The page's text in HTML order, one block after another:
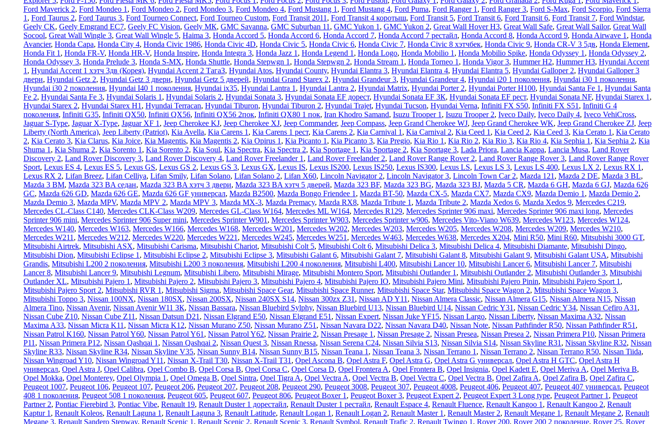
Ford Maverick 2, Ford Mondeo 1 , Ford Mondeo 2, Ford Mondeo 3, Ford Mondeo 4, Ford Mustang 1 , Ford Mustang 4, Ford Puma, Ford Ranger 1 , Ford Ranger 3, Ford S-Max, Ford Scorpio, Ford Sierra
1 , Ford Taurus 2, Ford Taurus 3, Ford Tourneo Connect, Ford Tourneo Custom, Ford Transit 2011 , Ford Transit 4 коротыш, Ford Transit 5, Ford Transit 6, Ford Transit 6, Ford Transit 7, Ford Windstar,
Geely CK, Geely Emgrand EC7, Geely FC Vision, Geely МК, GMC Savanna, GMC Suburban 11 , GMC Yukon 1 , GMC Yukon 2, Great Wall Hover H3, Great Wall Safe, Great Wall Sailor, Great Wall
Socool, Great Wall Wingle 3, Great Wall Wingle 5, Haima 3, Honda Accord 5, Honda Accord 6, Honda Accord 7, Honda Accord 7 рестайл, Honda Accord 8, Honda Accord 9, Honda Airwave 1 , Honda
Avancier, Honda Capa, Honda City 4, Honda Civic 1986, Honda Civic 4D, Honda Civic 5, Honda Civic 6, Honda Civic 7, Honda Civic 8 хэтчбек, Honda Civic 9, Honda CR-V 3 5дв, Honda Element,
Honda Fit 1 , Honda FR-V, Honda HR-V, Honda Inspire, Honda Integra 3, Honda Jazz 1 , Honda Legend 1 , Honda Logo, Honda Mobilio 1 , Honda Mobilio Spike, Honda Odyssey 1 , Honda Odyssey 2,
Honda Odyssey 3, Honda Prelude 3, Honda S-MX, Honda Shuttle, Honda Stepwgn 1 , Honda Stepwgn 2, Honda Stream 1 , Honda Torneo 1 , Honda Vigor 3, Hummer H2, Hummer H3, Hyundai Accent
1 , Hyundai Accent 1 хэтч 3дв (Корея), Hyundai Accent 2 ТагаЗ, Hyundai Atos, Hyundai County, Hyundai Elantra 3, Hyundai Elantra 4, Hyundai Elantra 5, Hyundai Galloper 2, Hyundai Galloper 3
двери, Hyundai Getz 2, Hyundai Getz 3 двери, Hyundai Getz 5 дверей, Hyundai Grand Starex 2, Hyundai Grandeur 3, Hyundai Grandeur 4, Hyundai i20 1 поколения, Hyundai i30 1 поколения,
Hyundai i30 2 поколения, Hyundai I40 1 поколения, Hyundai ix35, Hyundai Lantra 1 , Hyundai Lantra 2, Hyundai Matrix, Hyundai Porter 2, Hyundai Porter H100, Hyundai Santa Fe 1 , Hyundai Santa
Fe 2, Hyundai Santa Fe 3, Hyundai Solaris 1 , Hyundai Solaris 2, Hyundai Sonata 3, Hyundai Sonata EF дорест, Hyundai Sonata EF ЗК, Hyundai Sonata EF рест, Hyundai Sonata NF, Hyundai Starex 1 ,
Hyundai Starex 2, Hyundai Starex H1 , Hyundai Terracan, Hyundai Tiburon, Hyundai Tiburon 2, Hyundai Trajet, Hyundai Tucson, Hyundai Verna, Infiniti FX S50, Infiniti FX S51 , Infiniti G 4
поколения, Infiniti G35, Infiniti QX50, Infiniti QX56, Infiniti QX56 2пок, Infiniti QX80 1 пок, Iran Khodro Samand, Isuzu Trooper 1 , Isuzu Trooper 2, Iveco Daily, Iveco Daily 4, Iveco VehiCross,
Jaguar S-Type, Jaguar X-Type, Jaguar XF 1 , Jeep Cherokee KJ, Jeep Cherokee XJ, Jeep Commander, Jeep Compass, Jeep Grand Cherokee WJ, Jeep Grand Cherokee WK, Jeep Grand Cherokee ZJ, Jeep
Liberty (North America), Jeep Liberty (Patriot), Kia Avella, Kia Carens 1 , Kia Carens 1 рест, Kia Carens 2, Kia Carnival 1 , Kia Carnival 2, Kia Ceed 1 , Kia Ceed 2, Kia Ceed 3, Kia Cerato 1 , Kia Cerato
2, Kia Cerato 3, Kia Clarus, Kia Joice, Kia Magentis, Kia Magentis 2, Kia Opirus 1 , Kia Picanto 1 , Kia Picanto 3, Kia Pregio, Kia Rio 1 , Kia Rio 2, Kia Rio 3, Kia Rio 4, Kia Sephia 1 , Kia Sephia 2, Kia
Shuma 1 , Kia Shuma 2, Kia Sorento 1 , Kia Sorento 2, Kia Soul, Kia Spectra, Kia Spectra 2, Kia Sportage 1 , Kia Sportage 2, Kia Sportage 3, Lada Priora, Lancia Kappa, Lancia Musa, Land Rover
Discovery 2, Land Rover Discovery 3, Land Rover Discovery 4, Land Rover Freelander 1 , Land Rover Freelander 2, Land Rover Range Rover 2, Land Rover Range Rover 3, Land Rover Range Rover
Sport, Lexus ES 4, Lexus ES 5, Lexus GS, Lexus GS 2, Lexus GS 3, Lexus GX, Lexus IS, Lexus IS200, Lexus IS250, Lexus IS300, Lexus LS, Lexus LS 3, Lexus LS 400, Lexus LX 2, Lexus RX 1 ,
Lexus RX 2, Lifan Breez, Lifan Celliya, Lifan Smily, Lifan Solano, Lifan Solano 2, Lifan X60, Lincoln Navigator 2, Lincoln Navigator 3, Lincoln Town Car 2, Mazda 121 , Mazda 2 DE, Mazda 3 BL,
Mazda 3 BM, Mazda 323 BA седан, Mazda 323 BA хэтч 3 двери, Mazda 323 BA хэтч 5 дверей, Mazda 323 BF, Mazda 323 BG, Mazda 323 BJ, Mazda 5 CR, Mazda 6 GH, Mazda 6 GJ, Mazda 626
GC, Mazda 626 GD, Mazda 626 GE, Mazda 626 GF универсал, Mazda B2500, Mazda Bongo Friendee 1 , Mazda BT-50, Mazda CX-5, Mazda CX7, Mazda CX9, Mazda Demio 1 , Mazda Demio 2,
Mazda Demio 3, Mazda MPV, Mazda MPV 2, Mazda MPV 3, Mazda MX-3, Mazda Premacy, Mazda RX8, Mazda Tribute 1 , Mazda Tribute 2, Mazda Xedos 6, Mazda Xedos 9, Mercedes C219,
Mercedes CL-Class C140, Mercedes CLK-Class W209, Mercedes GL-Class W164, Mercedes ML W164, Mercedes R129, Mercedes Sprinter 906 maxi, Mercedes Sprinter 906 maxi long, Mercedes
Sprinter 906 mini, Mercedes Sprinter 906 Super mini, Mercedes Sprinter W901 , Mercedes Sprinter W903, Mercedes Sprinter w906, Mercedes Vito-Viano W639, Mercedes W123, Mercedes W124,
Mercedes W140, Mercedes W163, Mercedes W166, Mercedes W168, Mercedes W201 , Mercedes W202, Mercedes W203, Mercedes W205, Mercedes W208, Mercedes W209, Mercedes W210,
Mercedes W211 , Mercedes W212, Mercedes W220, Mercedes W221 , Mercedes W245, Mercedes W251 , Mercedes W463, Mercedes W638, Mercedes X204, Mini R50, Mini R60, Mitsubishi 3000 GT,
Mitsubishi Airtrek, Mitsubishi ASX, Mitsubishi Carisma, Mitsubishi Chariot, Mitsubishi Colt 5, Mitsubishi Colt 6, Mitsubishi Delica 3, Mitsubishi Delica 4, Mitsubishi Diamante, Mitsubishi Dingo,
Mitsubishi Dion, Mitsubishi Eclipse 1 , Mitsubishi Eclipse 2, Mitsubishi Eclipse 3, Mitsubishi Galant 6, Mitsubishi Galant 7, Mitsubishi Galant 8, Mitsubishi Galant 9, Mitsubishi Galant USA, Mitsubishi
Grandis, Mitsubishi L200 2 поколения, Mitsubishi L200 3 поколения, Mitsubishi L200 4 поколения, Mitsubishi L400, Mitsubishi Lancer 10, Mitsubishi Lancer 6, Mitsubishi Lancer 7, Mitsubishi
Lancer 8, Mitsubishi Lancer 9, Mitsubishi Legnum, Mitsubishi Libero, Mitsubishi Mirage, Mitsubishi Montero Sport, Mitsubishi Outlander 1 , Mitsubishi Outlander 2, Mitsubishi Outlander 3, Mitsubishi
Outlander XL, Mitsubishi Pajero 1 , Mitsubishi Pajero 2, Mitsubishi Pajero 3, Mitsubishi Pajero 4, Mitsubishi Pajero IO, Mitsubishi Pajero Mini, Mitsubishi Pajero Pinin, Mitsubishi Pajero Sport 1 ,
Mitsubishi Pajero Sport 2, Mitsubishi RVR 1 , Mitsubishi Sigma, Mitsubishi Space Gear, Mitsubishi Space Runner, Mitsubishi Space Star, Mitsubishi Space Wagon 2, Mitsubishi Space Wagon 3,
Mitsubishi Toppo 3, Nissan 100NX, Nissan 180SX, Nissan 200SX, Nissan 240SX S14, Nissan 300zx Z31 , Nissan AD Y11 , Nissan Almera Classic, Nissan Almera G15, Nissan Almera N15, Nissan
Almera Tino, Nissan Avenir, Nissan Avenir W11 ЗК, Nissan Bassara, Nissan Bluebird Sylphy, Nissan Bluebird U13, Nissan Bluebird U14, Nissan Cedric Y31 , Nissan Cedric Y34, Nissan Cefiro A31 ,
Nissan Cube Z10, Nissan Cube Z11 , Nissan Datsun D21 , Nissan Elgrand E50, Nissan Elgrand E51 , Nissan Expert, Nissan Juke YF15, Nissan Largo, Nissan Liberty, Nissan Maxima A32, Nissan
Maxima A33, Nissan Micra K11 , Nissan Micra K12, Nissan Murano Z50, Nissan Murano Z51 , Nissan Navara D22, Nissan Navara D40, Nissan Note, Nissan Pathfinder R50, Nissan Pathfinder R51 ,
Nissan Patrol K160, Nissan Patrol Y60, Nissan Patrol Y61 , Nissan Patrol Y62, Nissan Prairie 2, Nissan Presage 1 , Nissan Presage 2, Nissan Presea, Nissan Presea 2, Nissan Primera P10, Nissan Primera
P11 , Nissan Primera P12, Nissan Qashqai 1 , Nissan Qashqai 2, Nissan Quest 3, Nissan Rnessa, Nissan Serena C24, Nissan Silvia S13, Nissan Silvia S14, Nissan Skyline R31 , Nissan Skyline R32, Nissan
Skyline R33, Nissan Skyline R34, Nissan Skyline V35, Nissan Sunny B14, Nissan Sunny B15, Nissan Teana 1 , Nissan Teana 3, Nissan Terrano 1 , Nissan Terrano 2, Nissan Terrano R50, Nissan Tiida,
Nissan Wingroad Y10, Nissan Wingroad Y11 , Nissan X-Trail T30, Nissan X-Trail T31 , Opel Ascona B, Opel Astra F, Opel Astra G, Opel Astra G универсал, Opel Astra H GTC, Opel Astra H
универсал, Opel Astra J, Opel Calibra, Opel Combo B, Opel Corsa B, Opel Corsa C, Opel Corsa D, Opel Frontera A, Opel Frontera B, Opel Insignia, Opel Kadett E, Opel Meriva A, Opel Meriva B,
Opel Mokka, Opel Monterey, Opel Olympia 1 , Opel Omega B, Opel Sintra, Opel Tigra A, Opel Vectra A, Opel Vectra B, Opel Vectra C, Opel Vectra В, Opel Zafira A, Opel Zafira B, Opel Zafira C,
Peugeot 1007, Peugeot 106, Peugeot 107, Peugeot 206, Peugeot 207, Peugeot 208, Peugeot 290, Peugeot 3008, Peugeot 307, Peugeot 4008, Peugeot 406, Peugeot 407, Peugeot 407 универсал, Peugeot
408 1 поколения, Peugeot 508 1 поколения, Peugeot 605, Peugeot 607, Peugeot 806, Peugeot Boxer 1 , Peugeot Boxer 3, Peugeot Expert 2, Peugeot Expert 3 Long type, Peugeot Partner 1 , Peugeot
Partner 2, Pontiac Fierebird 3, Pontiac Vibe, Renault 19, Renault Duster 1 дорестайл, Renault Duster 1 рестайл, Renault Espace 4, Renault Fluence, Renault Kangoo 1 , Renault Kangoo 2, Renault
Kaptur 1 , Renault Koleos, Renault Laguna 1 , Renault Laguna 3, Renault Latitude, Renault Logan 1 , Renault Logan 2, Renault Master 1 , Renault Master 2, Renault Megane 1 , Renault Megane 2, Renault
Megane 3, Renault Sandero Stepway, Renault Scenic 1 , Renault Scenic 2, Renault Scenic 3, Renault Symbol, Renault Trafic 2, Renault Twingo 1 , Rover 200, Rover 200 2 поколение, Rover 25, Rover